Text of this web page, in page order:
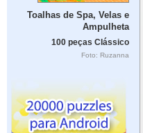
Toalhas de Spa, Velas e
Ampulheta
100 peças Clássico
Foto: Ruzanna